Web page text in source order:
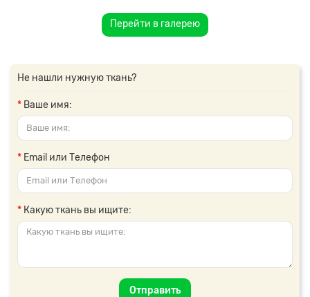
Перейти в галерею
Не нашли нужную ткань?
Ваше имя:
Email или Телефон
Какую ткань вы ищите:
Отправить